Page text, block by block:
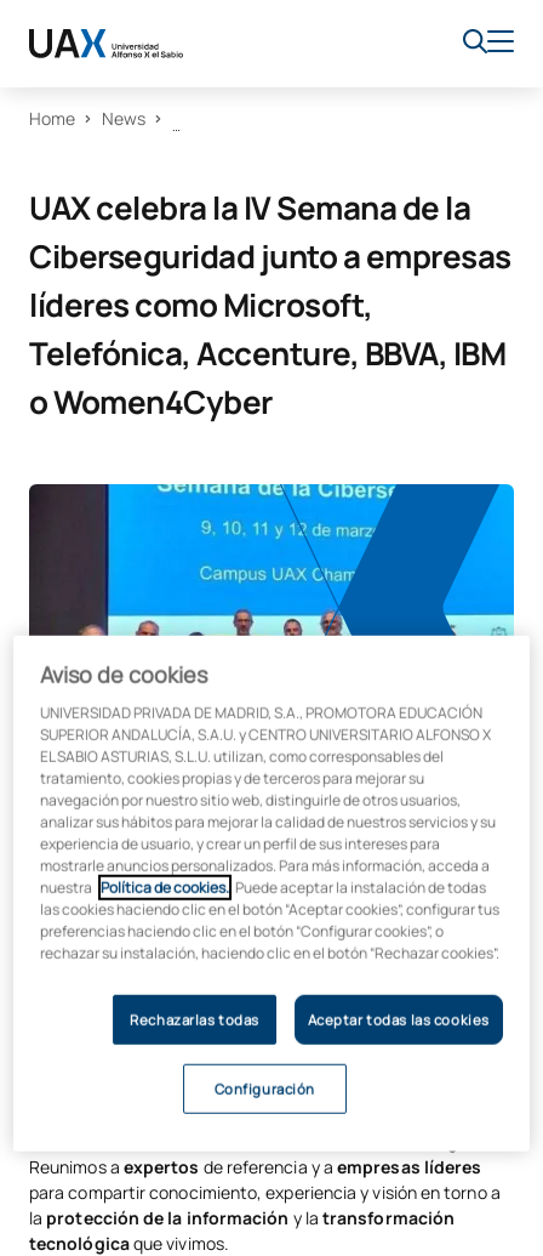
Home News
UAX celebra la IV Semana de la
Ciberseguridad junto a empresas
líderes como Microsoft,
Telefónica, Accenture, BBVA, IBM
o Women4Cyber
UAX celebra la IV Semana de la
Ciberseguridad junto a empresas
líderes como Microsoft,
Telefónica, Accenture, BBVA, IBM o
Women4Cyber
Universidad Alfonso X el Sabiocelebramos una nueva
Semana de la Ciberseguridad
encuentro que consolidamos como un espacio clave para
Reunimos a expertos de referencia y aempresas líderes
para compartir conocimiento, experiencia y visión en torno a
la protección de la información y la transformación
tecnológicaque vivimos.
Aviso de cookies
UNIVERSIDAD PRIVADA DE MADRID, S.A., PROMOTORA EDUCACIÓN
SUPERIOR ANDALUCÍA, S.A.U. y CENTRO UNIVERSITARIO ALFONSO X
EL SABIO ASTURIAS, S.L.U. utilizan, como corresponsables del
tratamiento, cookies propias y de terceros para mejorar su
navegación por nuestro sitio web, distinguirle de otros usuarios,
analizar sus hábitos para mejorar la calidad de nuestros servicios y su
experiencia de usuario, y crear un perfil de sus intereses para
mostrarle anuncios personalizados. Para más información, acceda a
nuestra Política de cookies. . Puede aceptar la instalación de todas
las cookies haciendo clic en el botón “Aceptar cookies”, configurar tus
preferencias haciendo clic en el botón “Configurar cookies”, o
rechazar su instalación, haciendo clic en el botón “Rechazar cookies”.
Rechazarlas todas Aceptar todas las cookies
Configuración